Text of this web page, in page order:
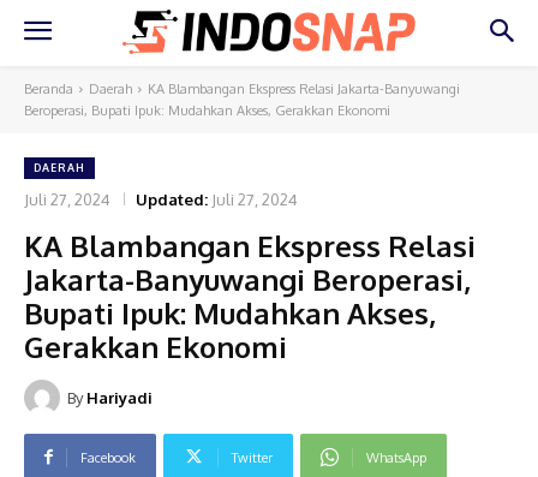
Beranda Daerah
KA Blambangan Ekspress Relasi Jakarta-Banyuwangi
Beroperasi, Bupati Ipuk: Mudahkan Akses, Gerakkan Ekonomi
DAERAH
Juli 27, 2024 Updated: Juli 27, 2024
KA Blambangan Ekspress Relasi
Jakarta-Banyuwangi Beroperasi,
Bupati Ipuk: Mudahkan Akses,
Gerakkan Ekonomi
By Hariyadi
Facebook Twitter WhatsApp